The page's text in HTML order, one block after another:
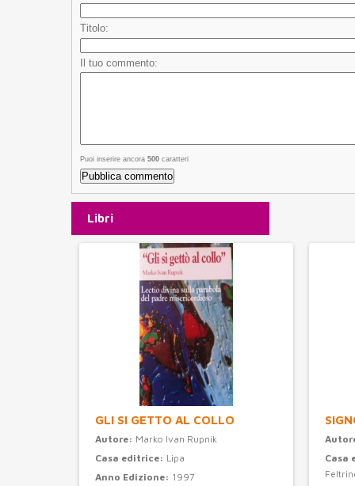
Titolo:
Il tuo commento:
Puoi inserire ancora 500 caratteri
Libri
GLI SI GETTO AL COLLO
Autore: Marko Ivan Rupnik
Casa editrice: Lipa
Anno Edizione: 1997
Casa